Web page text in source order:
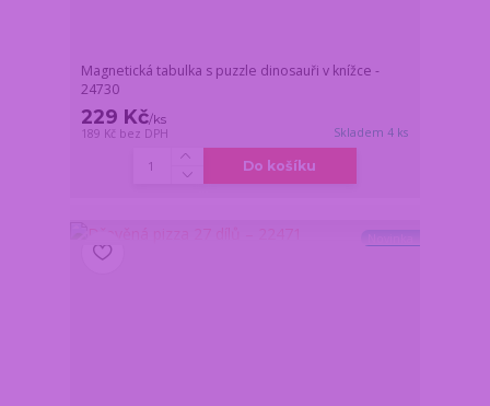
Magnetická tabulka s puzzle dinosauři v knížce -
24730
229 Kč/ks
189 Kč bez DPH Skladem 4 ks
Do košíku